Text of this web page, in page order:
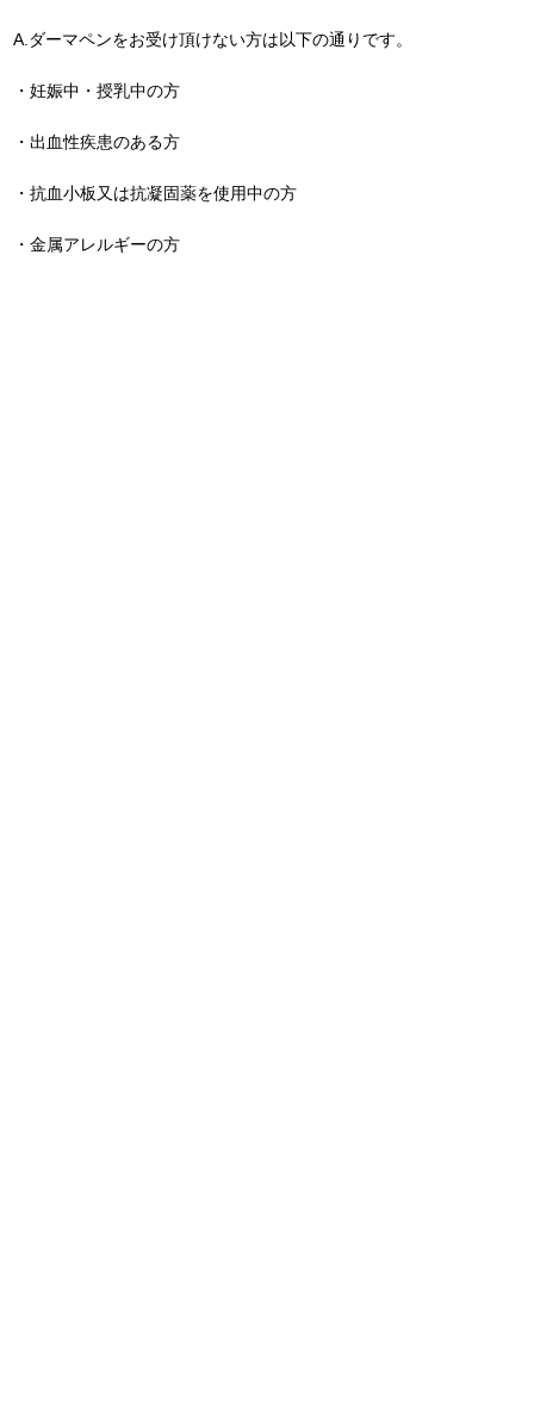
A.ダーマペンをお受け頂けない方は以下の通りです。
・妊娠中・授乳中の方
・出血性疾患のある方
・抗血小板又は抗凝固薬を使用中の方
・金属アレルギーの方